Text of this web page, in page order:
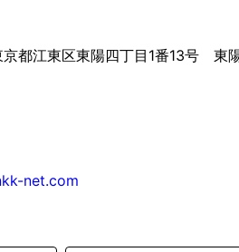
都江東区東陽四丁目1番13号 東
net.com